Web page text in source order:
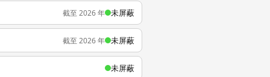
截至 2026 年 未屏蔽
截至 2026 年 未屏蔽
未屏蔽